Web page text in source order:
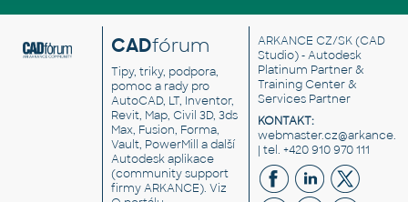
CADfórum
Tipy, triky, podpora,
pomoc a rady pro
AutoCAD, LT, Inventor,
Revit, Map, Civil 3D, 3ds
Max, Fusion, Forma,
Vault, PowerMill a další
Autodesk aplikace
(community support
firmy ARKANCE). Viz
ARKANCE CZ/SK(CAD
Studio) - Autodesk
Platinum Partner &
Training Center &
Services Partner
KONTAKT:
| tel. +420 910 970 111